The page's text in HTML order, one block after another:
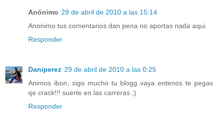
Anónimo 28 de abril de 2010 a las 15:14
Anonimo tus comentarios dan pena no aportas nada aqui.
Responder
Daniperez 29 de abril de 2010 a las 0:25
Animos ibon, sigo mucho tu blogg vaya entenos te pegas
qe crack!!! suerte en las carreras ;)
Responder